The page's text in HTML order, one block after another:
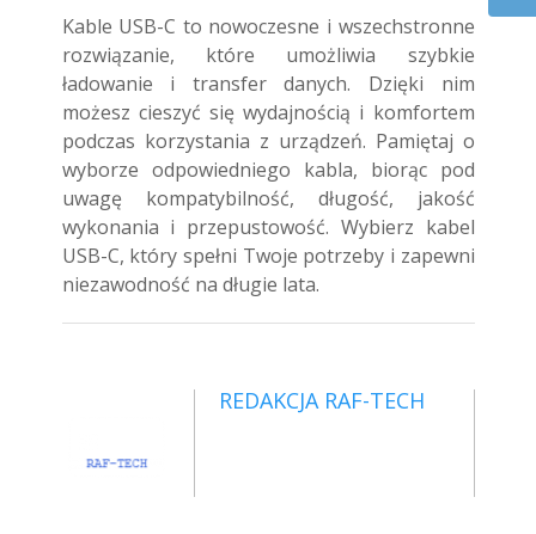
Kable USB-C to nowoczesne i wszechstronne
rozwiązanie, które umożliwia szybkie
ładowanie i transfer danych. Dzięki nim
możesz cieszyć się wydajnością i komfortem
podczas korzystania z urządzeń. Pamiętaj o
wyborze odpowiedniego kabla, biorąc pod
uwagę kompatybilność, długość, jakość
wykonania i przepustowość. Wybierz kabel
USB-C, który spełni Twoje potrzeby i zapewni
niezawodność na długie lata.
REDAKCJA RAF-TECH